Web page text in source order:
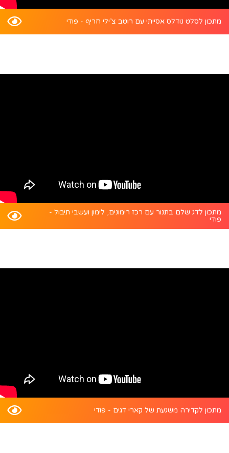
מתכון לסלט נודלס אסייתי עם רוטב צ’ילי חריף - פודי
מתכון לדג שלם בתנור עם רכז רימונים, לימון ועשבי תיבול -
פודי
מתכון לקדירה משגעת של קארי דגים - פודי